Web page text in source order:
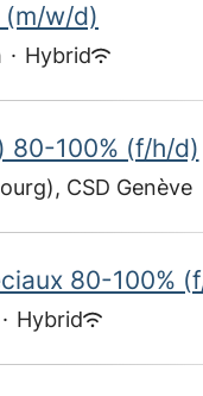
(m/w/d)
· Hybrid
80-100% (f/h/d)
CSD Genève
80-100%
· Hybrid